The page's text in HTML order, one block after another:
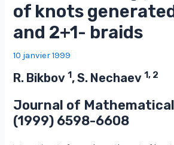
of knots generated
and 2+1- braids
10 janvier 1999
R. Bikbov1, S. Nechaev1, 2
Journal of
(1999) 6598-6608